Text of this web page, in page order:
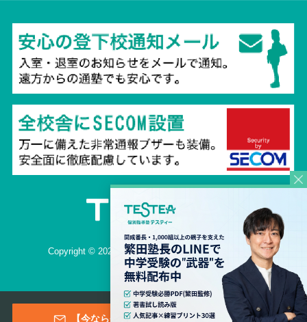
【今なら登録特典あり！】メールマガジン
Copyright © 2026 TESTEA CO., All Rights Reserved.